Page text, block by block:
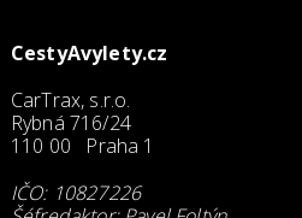
CestyAvylety.cz
CarTrax, s.r.o.
Rybná 716/24
110 00 Praha 1
IČO: 10827226